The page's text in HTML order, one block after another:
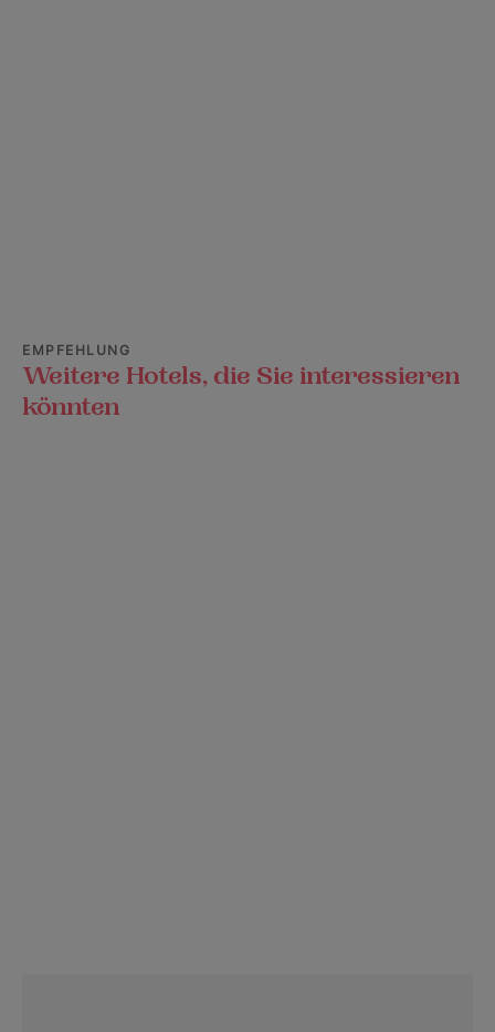
EMPFEHLUNG
Weitere Hotels, die Sie interessieren
könnten